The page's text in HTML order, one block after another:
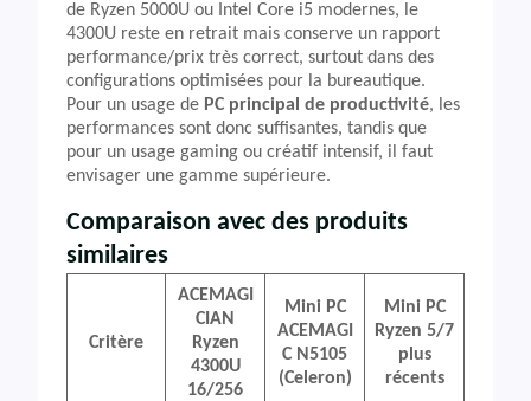
de Ryzen 5000U ou Intel Core i5 modernes, le
4300U reste en retrait mais conserve un rapport
performance/prix très correct, surtout dans des
configurations optimisées pour la bureautique.
Pour un usage de PC principal de productivité, les
performances sont donc suffisantes, tandis que
pour un usage gaming ou créatif intensif, il faut
envisager une gamme supérieure.
Comparaison avec des produits
similaires
Critère
ACEMAGI
CIAN
Ryzen
4300U
16/256
Mini PC
ACEMAGI
C N5105
(Celeron)
Mini PC
Ryzen 5/7
plus
récents